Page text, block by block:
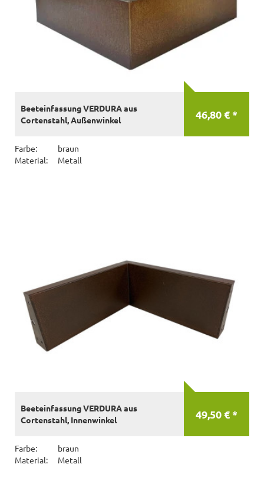
46,80 € *
Beeteinfassung VERDURA aus
Cortenstahl, Außenwinkel
Farbe:
braun
Material:
Metall
49,50 € *
Beeteinfassung VERDURA aus
Cortenstahl, Innenwinkel
Farbe:
braun
Material:
Metall